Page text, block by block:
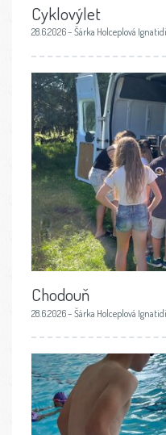
Cyklovýlet
28.6.2026 – Šárka Holceplová
Chodouň
28.6.2026 – Šárka Holceplová